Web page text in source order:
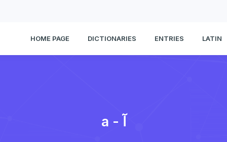
HOME PAGE DICTIONARIES ENTRIES LATIN
a - آ